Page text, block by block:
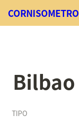
CORNISOMETRO
Bilbao
TIPO